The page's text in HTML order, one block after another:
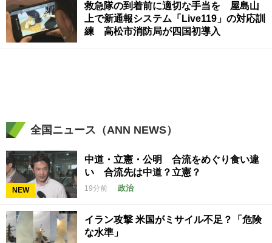
救急隊の到着前に適切な手当を 屋島山
上で新通報システム「Live119」の対応訓
練 高松市消防局が四国初導入
全国ニュース（ANN NEWS）
NEW
中道・立憲・公明 合流をめぐり食い違
い 合流先は中道？立憲？
19分前 政治
イラン攻撃 米国がミサイル不足？「危険
な水準」